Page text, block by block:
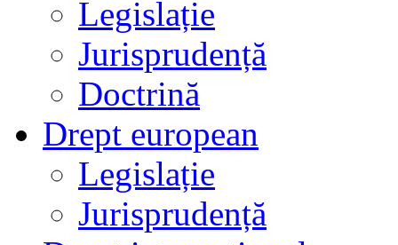
Legislație
Jurisprudență
Doctrină
Drept european
Legislație
Jurisprudență